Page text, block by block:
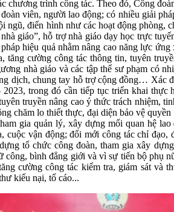
chương trình công tác. Theo đó, Công
viên, người lao động; có nhiều giải
ngũ, điển hình như các hoạt động phòng,
giáo”, hỗ trợ nhà giáo dạy học trực
hiệu quả nhằm nâng cao năng lực
tăng cường công tác thông tin, tuyên
nhà giáo và các tập thể sư phạm có
dịch, chung tay hỗ trợ cộng đồng… Xác
2023, trong đó cần tiếp tục triển khai thực
truyền nâng cao ý thức trách nhiệm,
chăm lo thiết thực, đại diện bảo vệ
gia quản lý, xây dựng mối quan hệ
cuộc vận động; đổi mới công tác chỉ
tổ chức công đoàn, tham gia xây
công, bình đẳng giới và vì sự tiến bộ phụ
cường công tác kiểm tra, giám sát và
kiếu nại, tố cáo...